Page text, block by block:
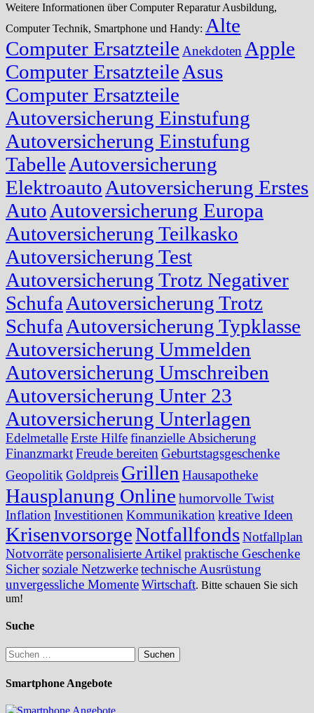
Weitere Informationen über Computer Reparatur Ausbildung,
Computer Technik, Smartphone und Handy: Alte
Computer Ersatzteile Anekdoten Apple
Computer Ersatzteile Asus
Computer Ersatzteile
Autoversicherung Einstufung
Autoversicherung Einstufung
Tabelle Autoversicherung
Elektroauto Autoversicherung Erstes
Auto Autoversicherung Europa
Autoversicherung Teilkasko
Autoversicherung Test
Autoversicherung Trotz Negativer
Schufa Autoversicherung Trotz
Schufa Autoversicherung Typklasse
Autoversicherung Ummelden
Autoversicherung Umschreiben
Autoversicherung Unter 23
Autoversicherung Unterlagen
EdelmetalleErste Hilfefinanzielle Absicherung
FinanzmarktFreude bereiten Geburtstagsgeschenke
Geopolitik Goldpreis Grillen Hausapotheke
Hausplanung Online humorvolle Twist
Inflation Investitionen Kommunikation kreative Ideen
KrisenvorsorgeNotfallfondsNotfallplan
Notvorrätepersonalisierte Artikel praktische Geschenke
Sichersoziale Netzwerketechnische Ausrüstung
unvergessliche MomenteWirtschaft. Bitte schauen Sie sich
um!
Suche
Suchen
nach:
Smartphone Angebote